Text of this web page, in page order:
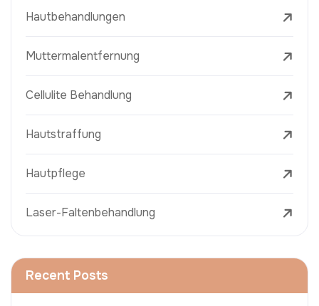
Hautbehandlungen
Muttermalentfernung
Cellulite Behandlung
Hautstraffung
Hautpflege
Laser-Faltenbehandlung
Recent Posts